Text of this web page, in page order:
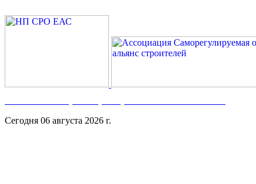
Сегодня 06 августа 2026 г.